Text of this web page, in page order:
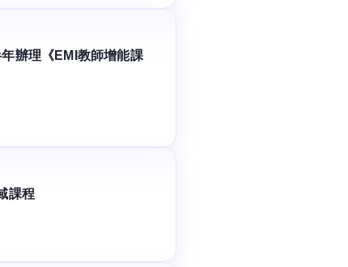
辦理《EMI教師增能課
課程